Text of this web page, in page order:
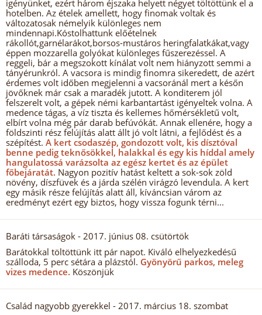
igényünket, ezért három éjszaka helyett négyet töltöttünk el a
hotelben. Az ételek amellett, hogy finomak voltak és
változatosak némelyik különleges nem
mindennapi.Kóstolhattunk előételnek
rákollót,garnélarákot,borsos-mustáros heringfalatkákat,vagy
éppen mozzarella golyókat különleges fűszerezéssel. A
reggeli, bár a megszokott kínálat volt nem hiányzott semmi a
tányérunkról. A vacsora is mindig finomra sikeredett, de azért
érdemes volt időben megjelenni a vacsoránál mert a későn
jövőknek már csak a maradék jutott. A konditerem jól
felszerelt volt, a gépek némi karbantartást igényeltek volna. A
medence tágas, a víz tiszta és kellemes hőmérsékletű volt,
elbírt volna még pár darab befúvókát. Annak ellenére, hogy a
földszinti rész felújítás alatt állt jó volt látni, a fejlődést és a
szépítést. A kert csodaszép, gondozott volt, kis dísztóval
benne pedig teknősökkel, halakkal és egy kis híddal amely
hangulatossá varázsolta az egész kertet és az épület
főbejáratát. Nagyon pozitív hatást keltett a sok-sok zöld
növény, díszfüvek és a járda szélén virágzó levendula. A kert
egy másik része felújítás alatt áll, kíváncsian várom az
eredményt ezért egy biztos, hogy vissza fogunk térni...
Baráti társaságok - 2017. június 08. csütörtök
Barátokkal töltöttünk itt pár napot. Kiváló elhelyezkedésű
szálloda, 5 perc sétára a plázstól. Gyönyörű parkos, meleg
vizes medence. Köszönjük
Család nagyobb gyerekkel - 2017. március 18. szombat